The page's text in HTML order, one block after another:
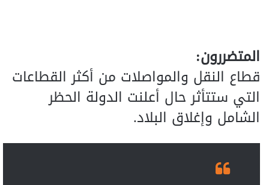
المتضررون:
قطاع النقل والمواصلات من أكثر القطاعات
التي ستتأثر حال أعلنت الدولة الحظر
الشامل وإغلاق البلاد.